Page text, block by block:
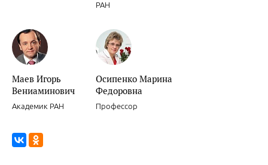
РАН
Маев Игорь
Вениаминович
Академик РАН
Осипенко Марина
Федоровна
Профессор